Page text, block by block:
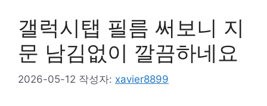
갤럭시탭 필름 써보니 지
문 남김없이 깔끔하네요
2026-05-12 작성자: xavier8899